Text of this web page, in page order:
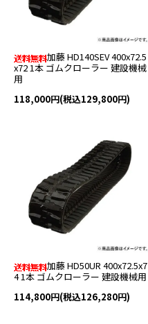
加藤 HD140SEV 400x72.5
x72 1本 ゴムクローラー 建設機械
用
118,000円(税込129,800円)
加藤 HD50UR 400x72.5x7
4 1本 ゴムクローラー 建設機械用
114,800円(税込126,280円)